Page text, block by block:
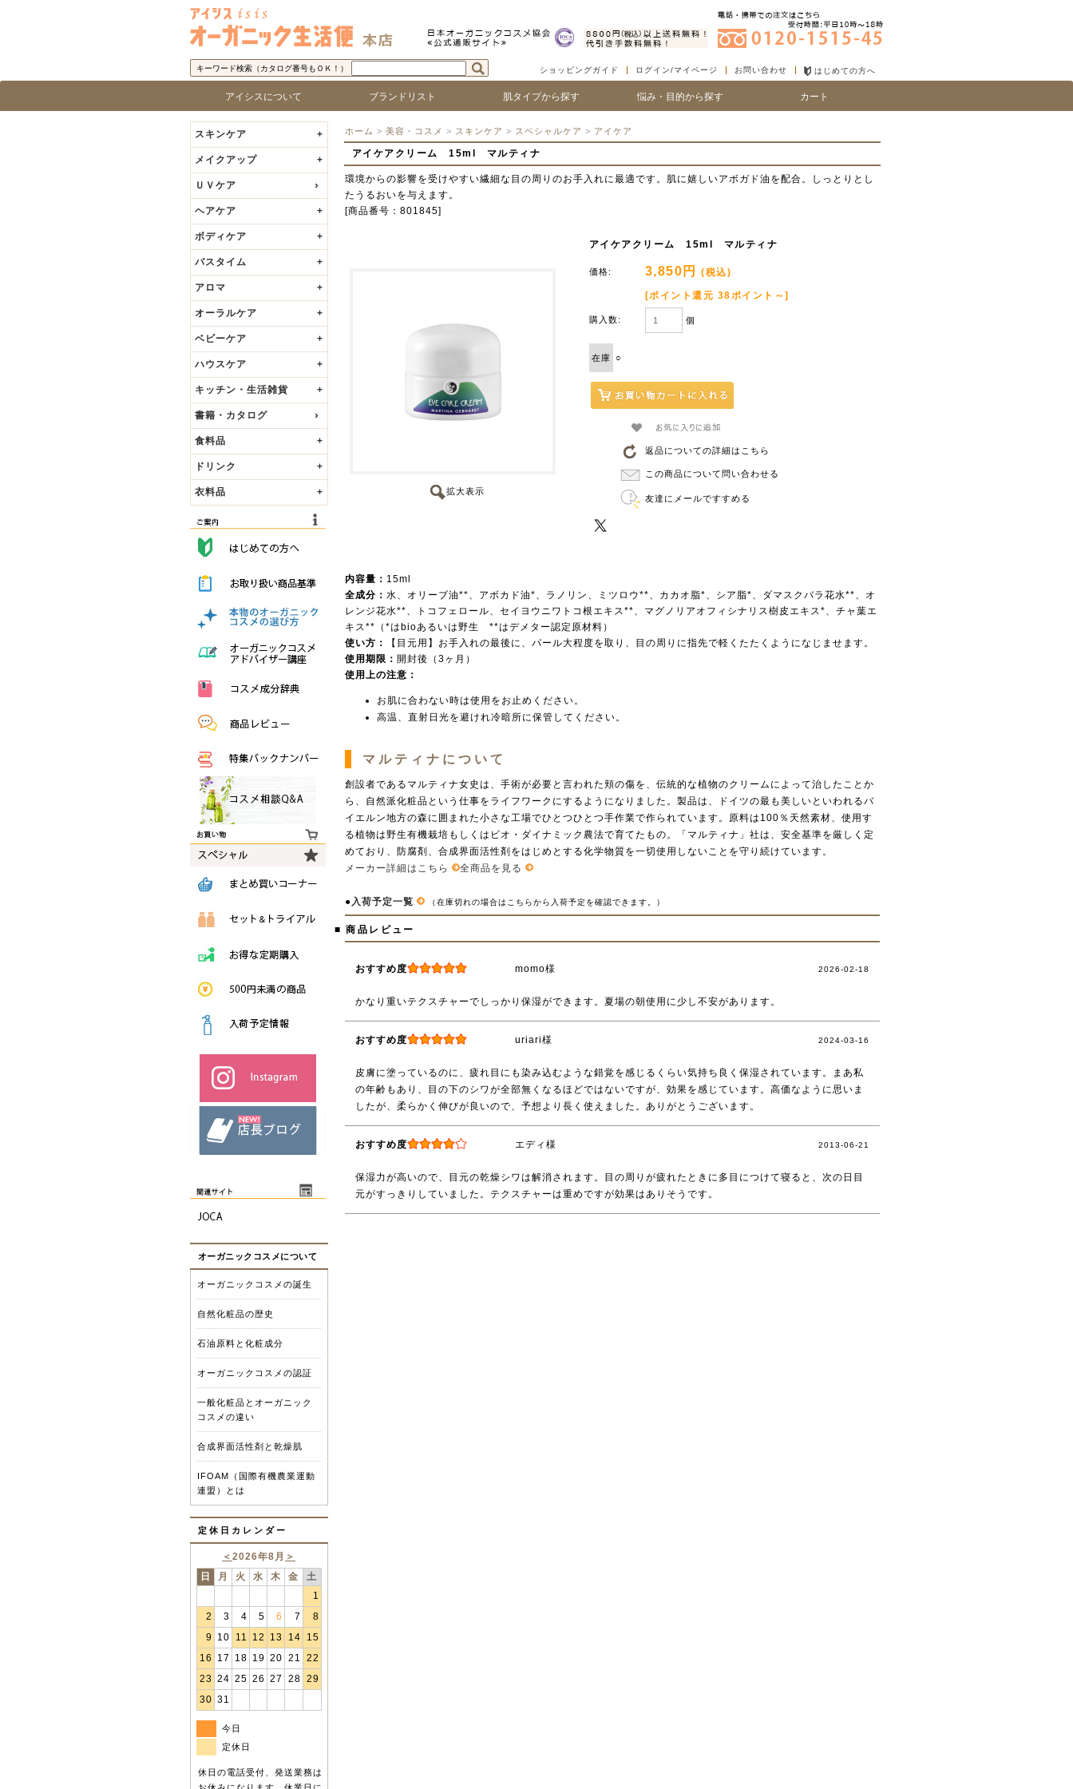
キーワード検索（カタログ番号もＯＫ！） ショッピングガイド ログイン/マイページ お問い合わせ はじめての方へ
アイシスについて
アイシス「オーガニック生活便」について
ブランドリスト
ロゴで探す
ブランド名で探す
肌タイプから探す
乾燥肌
敏感肌
脂性肌
混合肌
年齢肌
ベビー
悩み・目的から探す
ハリ・たるみ
シワ・ほうれい線
紫外線対策
アフターサンケア
シミ・くすみ
毛穴の黒ずみ、ひろがり
ニキビ・吹き出物
顔の赤み
唇の荒れ、皮が剥ける
頭皮の痒み、フケ
抜け毛・薄毛
ボリュームやコシがない、細毛
髪のツヤがない
カート
スキンケア +
メイクアップ +
ＵＶケア
ヘアケア +
ボディケア +
バスタイム +
アロマ +
オーラルケア +
ベビーケア +
ハウスケア +
キッチン・生活雑貨 +
書籍・カタログ
食料品 +
ドリンク +
衣料品 +
オーガニックコスメについて
オーガニックコスメの誕生
自然化粧品の歴史
石油原料と化粧成分
オーガニックコスメの認証
一般化粧品とオーガニック
コスメの違い
合成界面活性剤と乾燥肌
IFOAM（国際有機農業運動
連盟）とは
定休日カレンダー
＜ 2026年8月 ＞
日
月 火 水 木 金
土
1
2
3 4 5 6 7
8
9 10 11 12 13 14
15
16
17 18 19 20 21
22
23 24 25 26 27 28 29
30 31
今日
定休日
休日の電話受付、発送業務は
ホーム > 美容・コスメ > スキンケア > スペシャルケア > アイケア
アイケアクリーム 15ml マルティナ
環境からの影響を受けやすい繊細な目の周りのお手入れに最適です。肌に嬉しいアボガド油を配合。しっとりとし
たうるおいを与えます。
[商品番号：801845]
拡大表示
アイケアクリーム 15ml マルティナ
価格: 3,850円 (税込)
[ポイント還元 38ポイント～]
購入数: 個
在庫 ○
返品についての詳細はこちら
この商品について問い合わせる
友達にメールですすめる
内容量： 15ml
全成分： 水、オリーブ油**、アボカド油*、ラノリン、ミツロウ**、カカオ脂*、シア脂*、ダマスクバラ花水**、オ
レンジ花水**、トコフェロール、セイヨウニワトコ根エキス**、マグノリアオフィシナリス樹皮エキス*、チャ葉エ
キス**（*はbioあるいは野生 **はデメター認定原材料）
使い方：
【目元用】お手入れの最後に、パール大程度を取り、目の周りに指先で軽くたたくようになじませます。
使用期限： 開封後（3ヶ月）
使用上の注意：
お肌に合わない時は使用をお止めください。
高温、直射日光を避けれ冷暗所に保管してください。
マルティナについて
創設者であるマルティナ女史は、手術が必要と言われた頬の傷を、伝統的な植物のクリームによって治したことか
ら、自然派化粧品という仕事をライフワークにするようになりました。製品は、ドイツの最も美しいといわれるバ
イエルン地方の森に囲まれた小さな工場でひとつひとつ手作業で作られています。原料は100％天然素材、使用す
る植物は野生有機栽培もしくはビオ・ダイナミック農法で育てたもの。「マルティナ」社は、安全基準を厳しく定
めており、防腐剤、合成界面活性剤をはじめとする化学物質を一切使用しないことを守り続けています。
メーカー詳細はこちら
全商品を見る
●入荷予定一覧 （在庫切れの場合はこちらから入荷予定を確認できます。）
■ 商品レビュー
おすすめ度 momo様 2026-02-18
かなり重いテクスチャーでしっかり保湿ができます。夏場の朝使用に少し不安があります。
おすすめ度 uriari様 2024-03-16
皮膚に塗っているのに、疲れ目にも染み込むような錯覚を感じるくらい気持ち良く保湿されています。まあ私
の年齢もあり、目の下のシワが全部無くなるほどではないですが、効果を感じています。高価なように思いま
したが、柔らかく伸びが良いので、予想より長く使えました。ありがとうございます。
おすすめ度 エディ様 2013-06-21
保湿力が高いので、目元の乾燥シワは解消されます。目の周りが疲れたときに多目につけて寝ると、次の日目
元がすっきりしていました。テクスチャーは重めですが効果はありそうです。